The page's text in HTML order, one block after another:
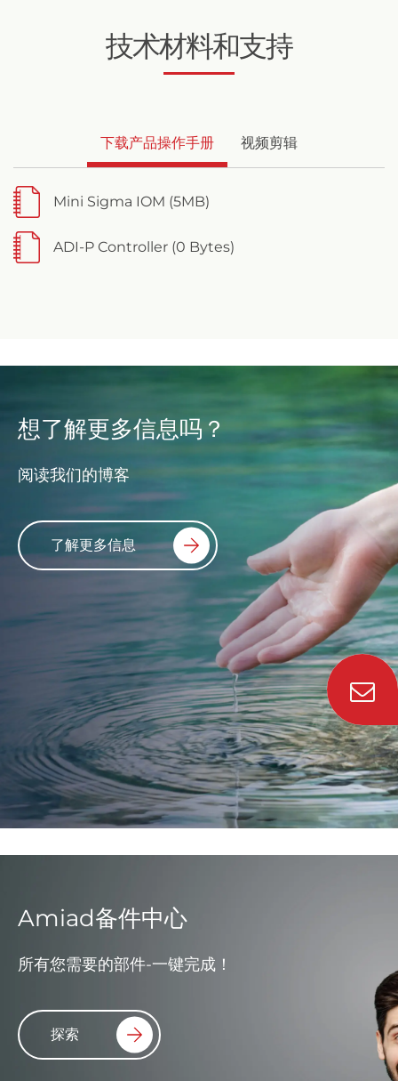
技术材料和支持
下载产品操作手册 视频剪辑
Mini Sigma IOM (5MB)
ADI-P Controller (0 Bytes)
想了解更多信息吗？
阅读我们的博客
了解更多信息
Amiad备件中心
所有您需要的部件-一键完成！
探索